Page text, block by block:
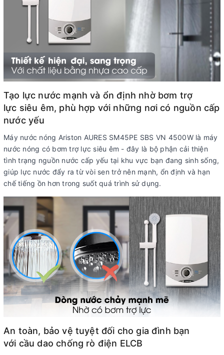
Tạo lực nước mạnh và ổn định nhờ bơm trợ
lực siêu êm, phù hợp với những nơi có nguồn cấp
nước yếu
Máy nước nóng Ariston AURES SM45PE SBS VN 4500W là máy
nước nóng có bơm trợ lực siêu êm - đây là bộ phận cải thiện
tình trạng nguồn nước cấp yếu tại khu vực bạn đang sinh sống,
giúp lực nước đẩy ra từ vòi sen trở nên mạnh, ổn định và hạn
chế tiếng ồn hơn trong suốt quá trình sử dụng.
An toàn, bảo vệ tuyệt đối cho gia đình bạn
với cầu dao chống rò điện ELCB